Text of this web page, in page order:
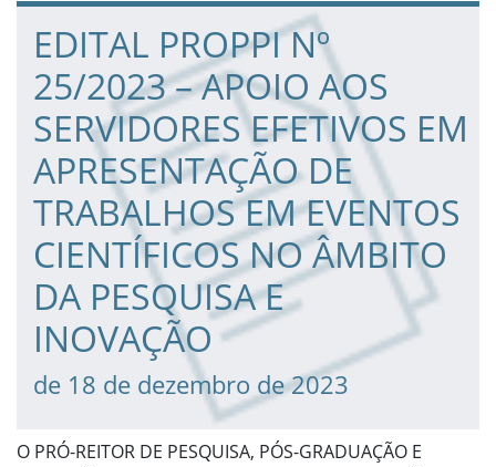
Fim da navegação
Início do conteúdo
EDITAL PROPPI Nº
25/2023 – APOIO AOS
SERVIDORES EFETIVOS EM
APRESENTAÇÃO DE
TRABALHOS EM EVENTOS
CIENTÍFICOS NO ÂMBITO
DA PESQUISA E
INOVAÇÃO
de 18 de dezembro de 2023
O PRÓ-REITOR DE PESQUISA, PÓS-GRADUAÇÃO E